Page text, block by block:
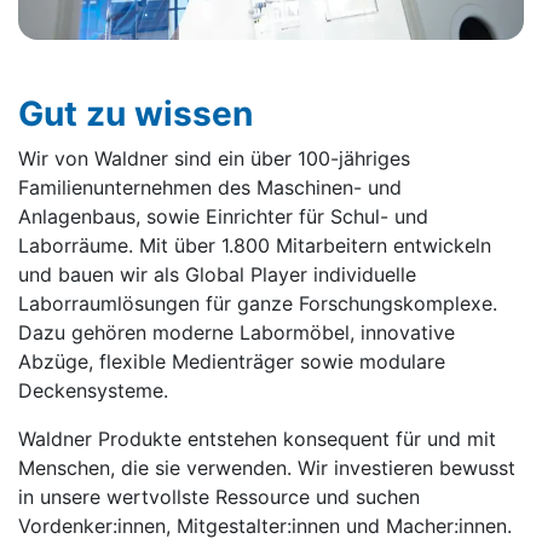
Gut zu wissen
Wir von Waldner sind ein über 100-jähriges
Familienunternehmen des Maschinen- und
Anlagenbaus, sowie Einrichter für Schul- und
Laborräume. Mit über 1.800 Mitarbeitern entwickeln
und bauen wir als Global Player individuelle
Laborraumlösungen für ganze Forschungskomplexe.
Dazu gehören moderne Labor­möbel, innovative
Abzüge, flexible Medienträger sowie modulare
Deckensysteme.
Waldner Produkte entstehen konsequent für und mit
Menschen, die sie verwenden. Wir investieren be­wusst
in unsere wertvollste Ressource und suchen
Vordenker:innen, Mitgestalter:innen und Macher:innen.